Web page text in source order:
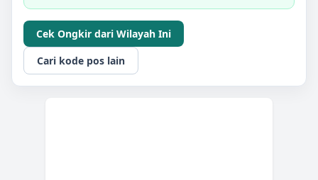
Cek Ongkir dari Wilayah Ini
Cari kode pos lain